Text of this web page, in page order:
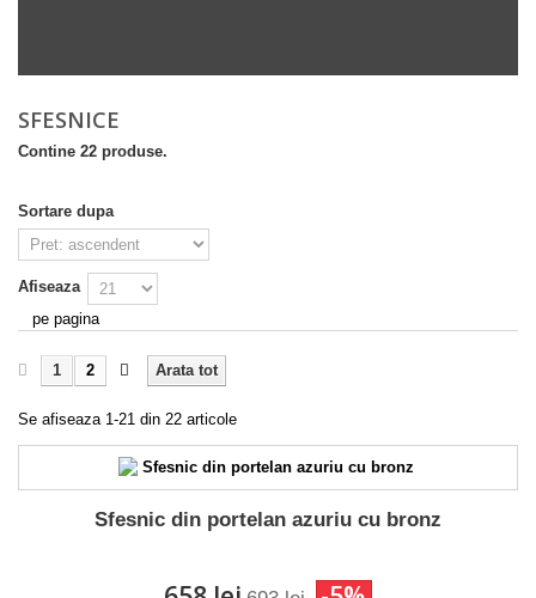
SFESNICE
Contine 22 produse.
Sortare dupa
Afiseaza
pe pagina
Arata tot
1 2
Se afiseaza 1-21 din 22 articole
Sfesnic din portelan azuriu cu bronz